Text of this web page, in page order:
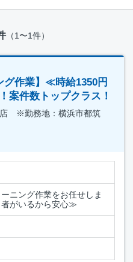
（1〜1件）
グ作業】≪時給1350円
案件数トップクラス！
※勤務地：横浜市都筑
ニング作業をお任せしま
がいるから安心≫